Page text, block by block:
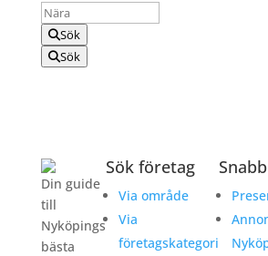
Sök
Sök
Din guide
till
Nyköpings
bästa
Sök företag
Via område
Via
företagskategori